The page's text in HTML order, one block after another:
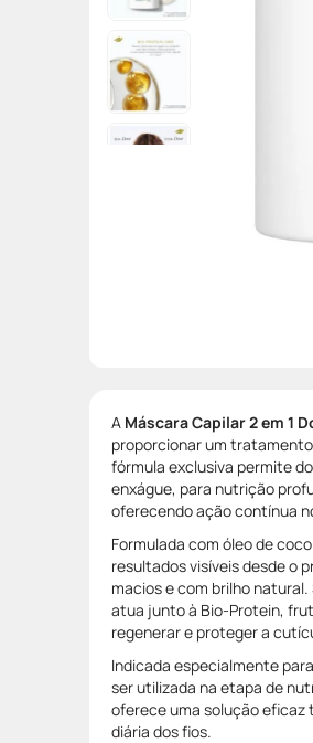
A Máscara Capilar 2 em 1
proporcionar um
fórmula exclusiva permite
enxágue, para nutrição
oferecendo ação contínua
Formulada com óleo de
resultados visíveis desde o
macios e com brilho
atua junto à Bio-Protein,
regenerar e proteger a
Indicada especialmente para
ser utilizada na etapa de
oferece uma solução
diária dos fios.